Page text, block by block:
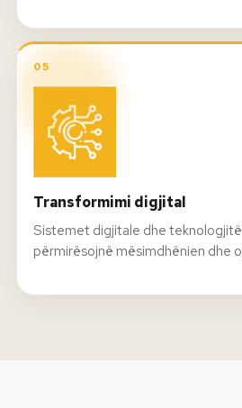
05
Transformimi digjital
Sistemet digjitale dhe
përmirësojnë mësimdhënien dhe